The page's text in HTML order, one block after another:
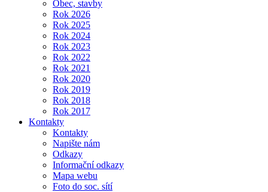
Obec, stavby
Rok 2026
Rok 2025
Rok 2024
Rok 2023
Rok 2022
Rok 2021
Rok 2020
Rok 2019
Rok 2018
Rok 2017
Kontakty
Kontakty
Napište nám
Odkazy
Informační odkazy
Mapa webu
Foto do soc. sítí